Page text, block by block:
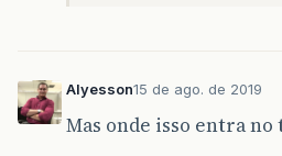
Alyesson15 de ago. de 2019
Mas onde isso entra no